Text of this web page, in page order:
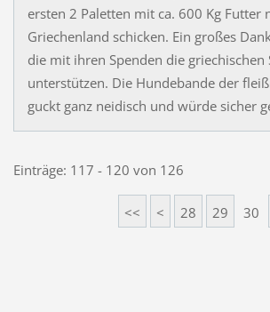
ersten 2 Paletten mit ca. 600 Kg Futter
Griechenland schicken. Ein großes
die mit ihren Spenden die griechischen
unterstützen. Die Hundebande der
guckt ganz neidisch und würde sicher
Einträge: 117 - 120 von 126
<< < 28 29 30